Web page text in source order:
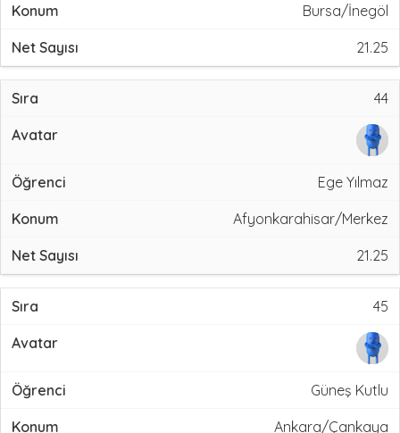
Bursa/İnegöl
21.25
44
Ege Yılmaz
Afyonkarahisar/Merkez
21.25
45
Güneş Kutlu
Ankara/Çankaya